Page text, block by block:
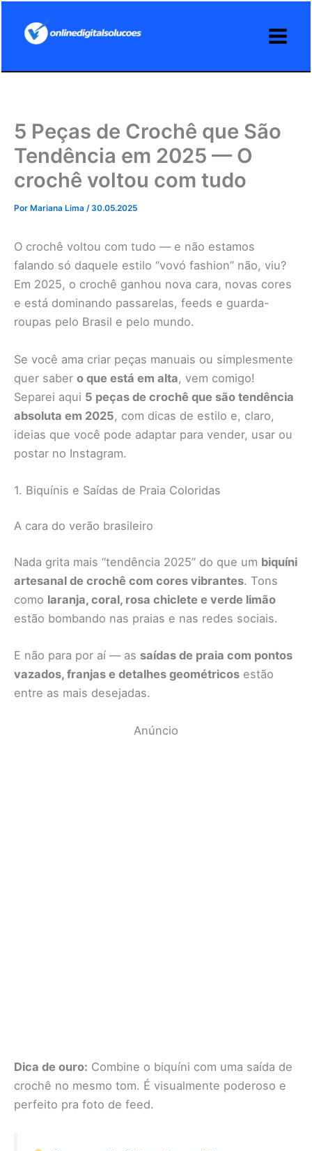
5 Peças de Crochê que São
Tendência em 2025 — O
crochê voltou com tudo
Por Mariana Lima /30.05.2025
O crochê voltou com tudo — e não estamos
falando só daquele estilo “vovó fashion” não, viu?
Em 2025, o crochê ganhou nova cara, novas cores
e está dominando passarelas, feeds e guarda-
roupas pelo Brasil e pelo mundo.
Se você ama criar peças manuais ou simplesmente
quer saber o que está em alta, vem comigo!
Separei aqui 5 peças de crochê que são tendência
absoluta em 2025, com dicas de estilo e, claro,
ideias que você pode adaptar para vender, usar ou
postar no Instagram.
1. Biquínis e Saídas de Praia Coloridas
A cara do verão brasileiro
Nada grita mais “tendência 2025” do que um biquíni
artesanal de crochê com cores vibrantes. Tons
como laranja, coral, rosa chiclete e verde limão
estão bombando nas praias e nas redes sociais.
E não para por aí — as saídas de praia com pontos
vazados, franjas e detalhes geométricos estão
entre as mais desejadas.
Anúncio
Dica de ouro: Combine o biquíni com uma saída de
crochê no mesmo tom. É visualmente poderoso e
perfeito pra foto de feed.